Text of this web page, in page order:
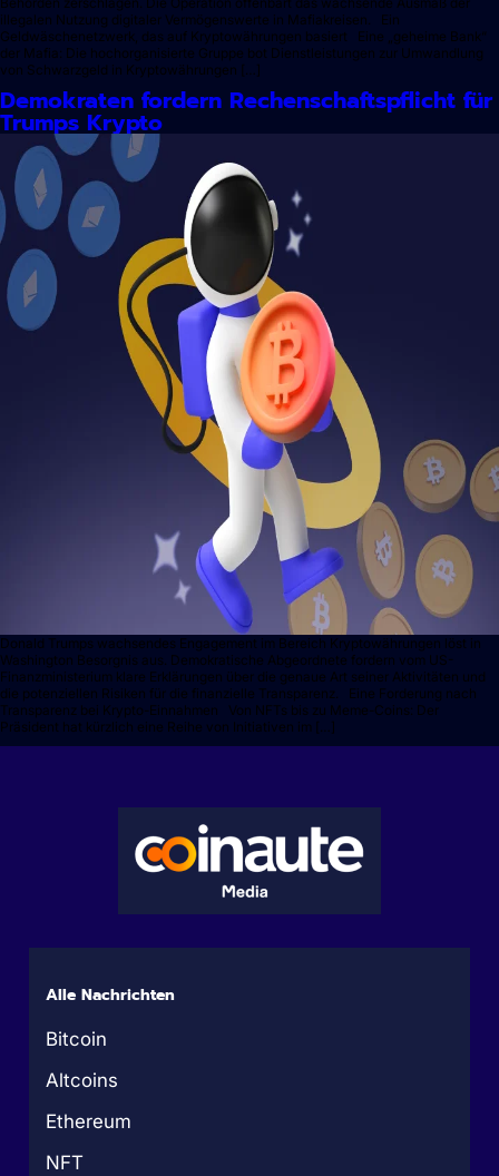
illegalen Nutzung digitaler Vermögenswerte in Mafiakreisen. Ein
Geldwäschenetzwerk, das auf Kryptowährungen basiert Eine „geheime Bank“
der Mafia: Die hochorganisierte Gruppe bot Dienstleistungen zur Umwandlung
von Schwarzgeld in Kryptowährungen […]
Demokraten fordern Rechenschaftspflicht für
Trumps Krypto
Donald Trumps wachsendes Engagement im Bereich Kryptowährungen löst in
Washington Besorgnis aus. Demokratische Abgeordnete fordern vom US-
Finanzministerium klare Erklärungen über die genaue Art seiner Aktivitäten und
die potenziellen Risiken für die finanzielle Transparenz. Eine Forderung nach
Transparenz bei Krypto-Einnahmen Von NFTs bis zu Meme-Coins: Der
Präsident hat kürzlich eine Reihe von Initiativen im […]
Alle Nachrichten
Bitcoin
Altcoins
Ethereum
NFT